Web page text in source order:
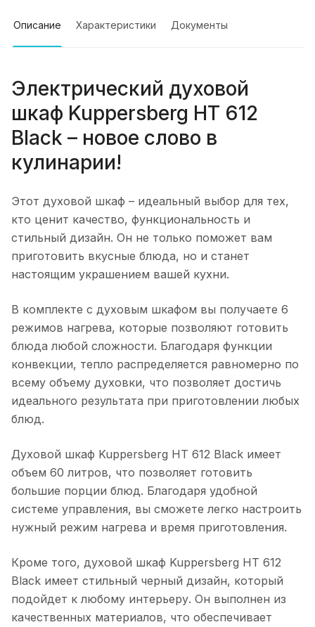
Описание Характеристики Документы
Электрический духовой
шкаф Kuppersberg HT 612
Black – новое слово в
кулинарии!
Этот духовой шкаф – идеальный выбор для тех,
кто ценит качество, функциональность и
стильный дизайн. Он не только поможет вам
приготовить вкусные блюда, но и станет
настоящим украшением вашей кухни.
В комплекте с духовым шкафом вы получаете 6
режимов нагрева, которые позволяют готовить
блюда любой сложности. Благодаря функции
конвекции, тепло распределяется равномерно по
всему объему духовки, что позволяет достичь
идеального результата при приготовлении любых
блюд.
Духовой шкаф Kuppersberg HT 612 Black имеет
объем 60 литров, что позволяет готовить
большие порции блюд. Благодаря удобной
системе управления, вы сможете легко настроить
нужный режим нагрева и время приготовления.
Кроме того, духовой шкаф Kuppersberg HT 612
Black имеет стильный черный дизайн, который
подойдет к любому интерьеру. Он выполнен из
качественных материалов, что обеспечивает